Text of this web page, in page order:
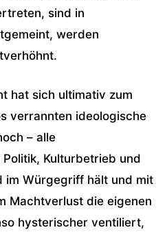
sind in
werden
hat sich ultimativ zum
verrannten ideologische
– alle
Kulturbetrieb und
im Würgegriff hält und mit
Machtverlust die eigenen
hysterischer ventiliert,